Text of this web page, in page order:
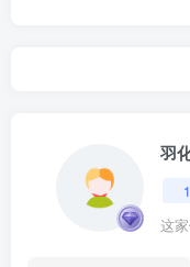
羽
1
这